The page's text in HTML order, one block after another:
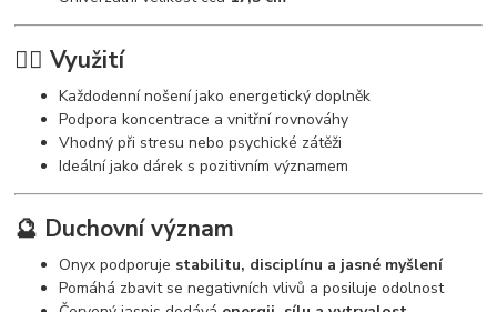
🧘‍♀️ Využití
Každodenní nošení jako energetický doplněk
Podpora koncentrace a vnitřní rovnováhy
Vhodný při stresu nebo psychické zátěži
Ideální jako dárek s pozitivním významem
🔮 Duchovní význam
Onyx podporuje stabilitu, disciplínu a jasné myšlení
Pomáhá zbavit se negativních vlivů a posiluje odolnost